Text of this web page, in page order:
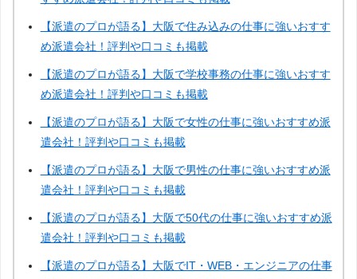
【派遣のプロが語る】大阪で住み込みの仕事に強いおすす
め派遣会社！評判や口コミも掲載
【派遣のプロが語る】大阪で学校事務の仕事に強いおすす
め派遣会社！評判や口コミも掲載
【派遣のプロが語る】大阪で女性の仕事に強いおすすめ派
遣会社！評判や口コミも掲載
【派遣のプロが語る】大阪で男性の仕事に強いおすすめ派
遣会社！評判や口コミも掲載
【派遣のプロが語る】大阪で50代の仕事に強いおすすめ派
遣会社！評判や口コミも掲載
【派遣のプロが語る】大阪でIT・WEB・エンジニアの仕事